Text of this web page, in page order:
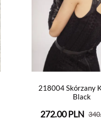
218004 Skórzany
Black
272.00 PLN